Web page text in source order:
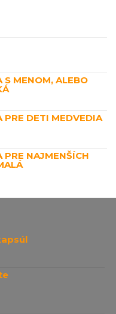
S MENOM, ALEBO
PRE DETI MEDVEDIA
PRE NAJMENŠÍCH